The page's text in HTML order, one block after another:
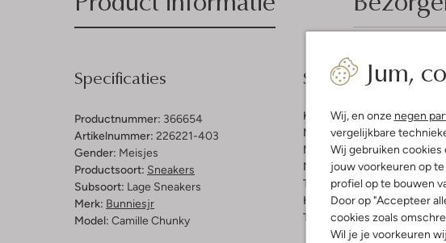
Jum,
Wij, en onze negen
vergelijkbare
Wij gebruiken
jouw voorkeuren op
profiel op te bouwen
Door op "Accepteer
cookies zoals
Wil je je voorkeuren
Specificaties
Productnummer: 366654
Artikelnummer: 226221-403
Gender: Meisjes
Productsoort: Sneakers
Subsoort: Lage Sneakers
Merk: Bunniesjr
Model: Camille Chunky
Samenstelling &
Kleur:Beige
Materiaal buitenkant:Suède
Materiaal binnenkant:Textiel
Materiaal zool:Rubber
Type sluiting:Veter
Hakvorm: Chunky Zool
Type neus:Ronde Neus